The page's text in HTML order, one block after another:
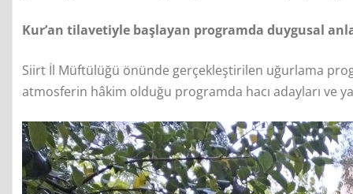
Kur’an tilavetiyle başlayan programda duygusal
Siirt İl Müftülüğü önünde gerçekleştirilen uğurlama
atmosferin hâkim olduğu programda hacı adayları ve